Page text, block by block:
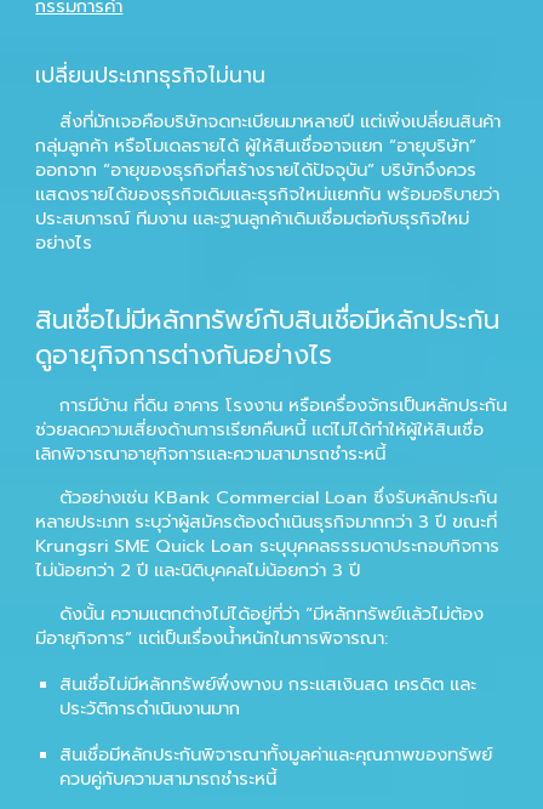
กรรมการค้ำ
เปลี่ยนประเภทธุรกิจไม่นาน
สิ่งที่มักเจอคือบริษัทจดทะเบียนมาหลายปี แต่เพิ่งเปลี่ยนสินค้า
กลุ่มลูกค้า หรือโมเดลรายได้ ผู้ให้สินเชื่ออาจแยก “อายุบริษัท”
ออกจาก “อายุของธุรกิจที่สร้างรายได้ปัจจุบัน” บริษัทจึงควร
แสดงรายได้ของธุรกิจเดิมและธุรกิจใหม่แยกกัน พร้อมอธิบายว่า
ประสบการณ์ ทีมงาน และฐานลูกค้าเดิมเชื่อมต่อกับธุรกิจใหม่
อย่างไร
สินเชื่อไม่มีหลักทรัพย์กับสินเชื่อมีหลักประกัน
ดูอายุกิจการต่างกันอย่างไร
การมีบ้าน ที่ดิน อาคาร โรงงาน หรือเครื่องจักรเป็นหลักประกัน
ช่วยลดความเสี่ยงด้านการเรียกคืนหนี้ แต่ไม่ได้ทำให้ผู้ให้สินเชื่อ
เลิกพิจารณาอายุกิจการและความสามารถชำระหนี้
ตัวอย่างเช่น KBank Commercial Loan ซึ่งรับหลักประกัน
หลายประเภท ระบุว่าผู้สมัครต้องดำเนินธุรกิจมากกว่า 3 ปี ขณะที่
Krungsri SME Quick Loan ระบุบุคคลธรรมดาประกอบกิจการ
ไม่น้อยกว่า 2 ปี และนิติบุคคลไม่น้อยกว่า 3 ปี
ดังนั้น ความแตกต่างไม่ได้อยู่ที่ว่า “มีหลักทรัพย์แล้วไม่ต้อง
มีอายุกิจการ” แต่เป็นเรื่องน้ำหนักในการพิจารณา:
สินเชื่อไม่มีหลักทรัพย์พึ่งพางบ กระแสเงินสด เครดิต และ
ประวัติการดำเนินงานมาก
สินเชื่อมีหลักประกันพิจารณาทั้งมูลค่าและคุณภาพของทรัพย์
ควบคู่กับความสามารถชำระหนี้